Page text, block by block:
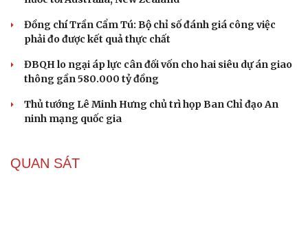
Đồng chí Trần Cẩm Tú: Bộ chỉ số đánh giá công việc
phải đo được kết quả thực chất
ĐBQH lo ngại áp lực cân đối vốn cho hai siêu dự án giao
thông gần 580.000 tỷ đồng
Thủ tướng Lê Minh Hưng chủ trì họp Ban Chỉ đạo An
ninh mạng quốc gia
QUAN SÁT